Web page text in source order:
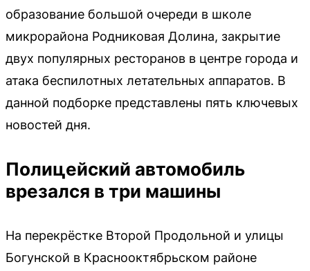
образование большой очереди в школе
микрорайона Родниковая Долина, закрытие
двух популярных ресторанов в центре города и
атака беспилотных летательных аппаратов. В
данной подборке представлены пять ключевых
новостей дня.
Полицейский автомобиль
врезался в три машины
На перекрёстке Второй Продольной и улицы
Богунской в Краснооктябрьском районе